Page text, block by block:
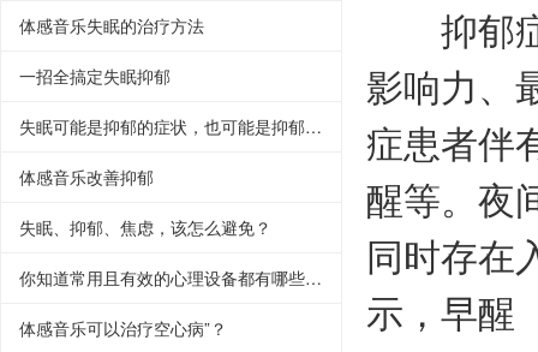
体感音乐失眠的治疗方法
一招全搞定失眠抑郁
失眠可能是抑郁的症状，也可能是抑郁的诱因
体感音乐改善抑郁
失眠、抑郁、焦虑，该怎么避免？
你知道常用且有效的心理设备都有哪些吗？
体感音乐可以治疗空心病”？
抑郁症
影响力、
症患者伴
醒等。夜
同时存在
示，早醒